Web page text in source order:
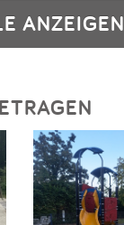
ANZEIGEN